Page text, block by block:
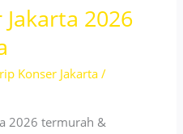
Jakarta 2026
Konser Jakarta /
2026 termurah &